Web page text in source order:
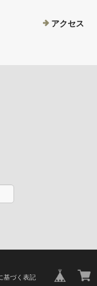
アクセス
基づく表記